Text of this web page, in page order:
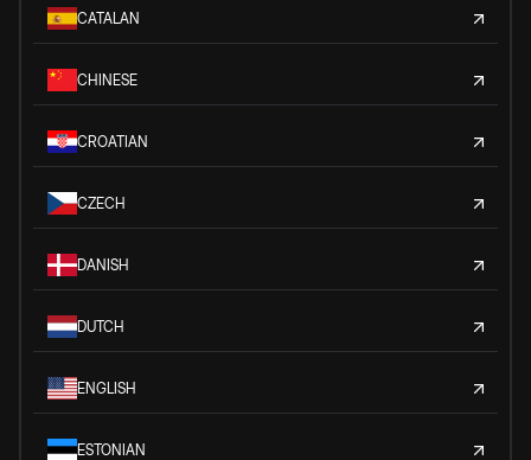
CATALAN
CHINESE
CROATIAN
CZECH
DANISH
DUTCH
ENGLISH
ESTONIAN